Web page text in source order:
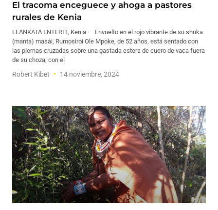
El tracoma enceguece y ahoga a pastores
rurales de Kenia
ELANKATA ENTERIT, Kenia – Envuelto en el rojo vibrante de su shuka
(manta) masái, Rumosiroi Ole Mpoke, de 52 años, está sentado con
las piernas cruzadas sobre una gastada estera de cuero de vaca fuera
de su choza, con el
Robert Kibet 14 noviembre, 2024